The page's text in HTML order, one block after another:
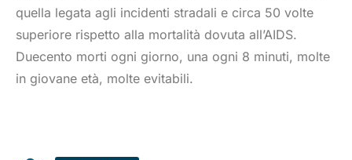
quella legata agli incidenti stradali e circa 50 volte
superiore rispetto alla mortalità dovuta all’AIDS.
Duecento morti ogni giorno, una ogni 8 minuti, molte
in giovane età, molte evitabili.